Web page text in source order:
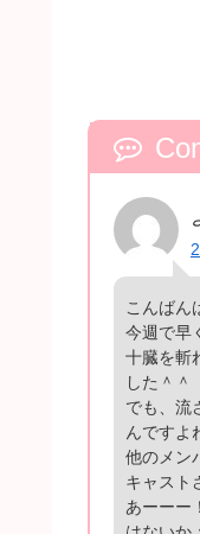
こんばん
今週で早
十臓を斬
した＾＾
でも、流
んですよ
他のメン
キャスト
あーーー